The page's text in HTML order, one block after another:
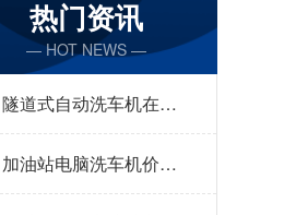
热门资讯
— HOT NEWS —
隧道式自动洗车机在哪
里购买[隆茂鑫晟]
加油站电脑洗车机价格
怎么样[隆茂鑫晟]